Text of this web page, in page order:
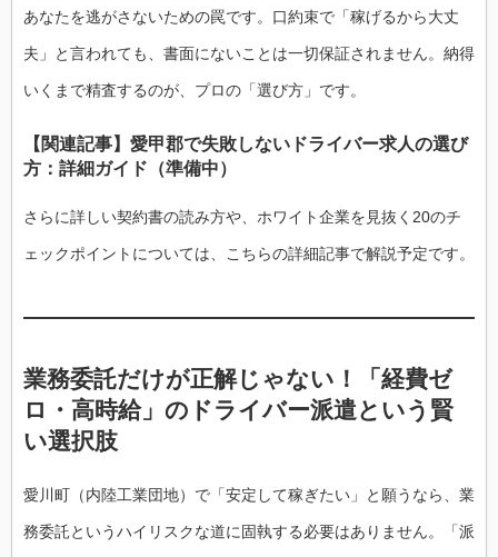
あなたを逃がさないための罠です。口約束で「稼げるから大丈
夫」と言われても、書面にないことは一切保証されません。納得
いくまで精査するのが、プロの「選び方」です。
【関連記事】愛甲郡で失敗しないドライバー求人の選び
方：詳細ガイド（準備中）
さらに詳しい契約書の読み方や、ホワイト企業を見抜く20のチ
ェックポイントについては、こちらの詳細記事で解説予定です。
業務委託だけが正解じゃない！「経費ゼ
ロ・高時給」のドライバー派遣という賢
い選択肢
愛川町（内陸工業団地）で「安定して稼ぎたい」と願うなら、業
務委託というハイリスクな道に固執する必要はありません。「派